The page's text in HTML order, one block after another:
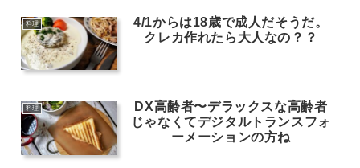
料理
4/1からは18歳で成人だそうだ。
クレカ作れたら大人なの？？
料理
DX高齢者〜デラックスな高齢者
じゃなくてデジタルトランスフォ
ーメーションの方ね